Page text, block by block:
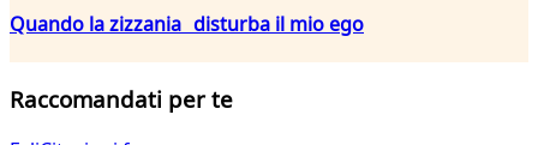
Quando la zizzania disturba il mio ego
Raccomandati per te